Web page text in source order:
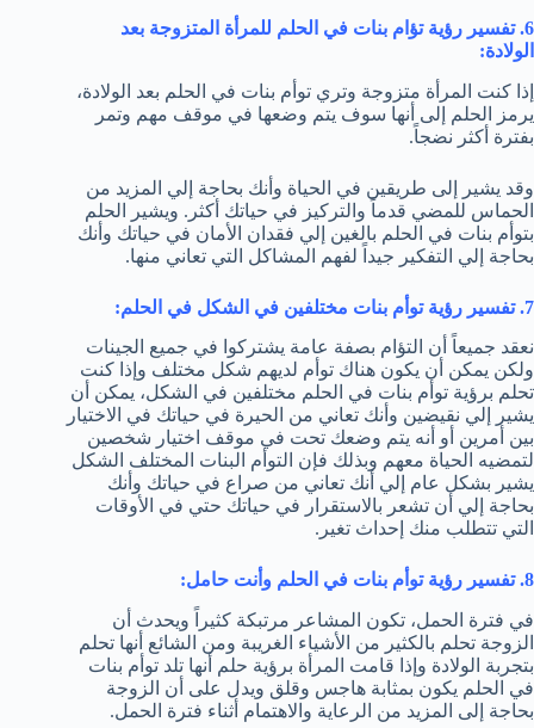
6. تفسير رؤية تؤام بنات في الحلم للمرأة المتزوجة بعد
الولادة:
إذا كنت المرأة متزوجة وتري توأم بنات في الحلم بعد الولادة،
يرمز الحلم إلى أنها سوف يتم وضعها في موقف مهم وتمر
بفترة أكثر نضجاً.
وقد يشير إلى طريقين في الحياة وأنك بحاجة إلي المزيد من
الحماس للمضي قدماً والتركيز في حياتك أكثر. ويشير الحلم
بتوأم بنات في الحلم بالغين إلي فقدان الأمان في حياتك وأنك
بحاجة إلي التفكير جيداً لفهم المشاكل التي تعاني منها.
7. تفسير رؤية توأم بنات مختلفين في الشكل في الحلم:
نعقد جميعاً أن التؤام بصفة عامة يشتركوا في جميع الجينات
ولكن يمكن أن يكون هناك توأم لديهم شكل مختلف وإذا كنت
تحلم برؤية توأم بنات في الحلم مختلفين في الشكل، يمكن أن
يشير إلي نقيضين وأنك تعاني من الحيرة في حياتك في الاختيار
بين أمرين أو أنه يتم وضعك تحت في موقف اختيار شخصين
لتمضيه الحياة معهم وبذلك فإن التوأم البنات المختلف الشكل
يشير بشكل عام إلي أنك تعاني من صراع في حياتك وأنك
بحاجة إلي أن تشعر بالاستقرار في حياتك حتي في الأوقات
التي تتطلب منك إحداث تغير.
8. تفسير رؤية توأم بنات في الحلم وأنت حامل:
في فترة الحمل، تكون المشاعر مرتبكة كثيراً ويحدث أن
الزوجة تحلم بالكثير من الأشياء الغريبة ومن الشائع أنها تحلم
بتجربة الولادة وإذا قامت المرأة برؤية حلم أنها تلد توأم بنات
في الحلم يكون بمثابة هاجس وقلق ويدل على أن الزوجة
بحاجة إلى المزيد من الرعاية والاهتمام أثناء فترة الحمل.